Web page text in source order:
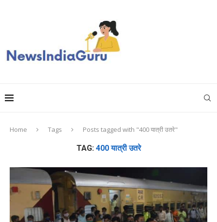
Home Tags Posts tagged with "400 यात्री उतरे"
TAG: 400 यात्री उतरे